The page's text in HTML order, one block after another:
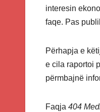
interesin
faqe. Pas
Përhapja e
e cila raportoi
përmbajnë
Faqja 404